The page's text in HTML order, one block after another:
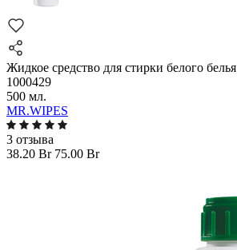
Жидкое средство для стирки белого белья
1000429
500 мл.
MR.WIPES
3 отзыва
38.20 Br 75.00 Br